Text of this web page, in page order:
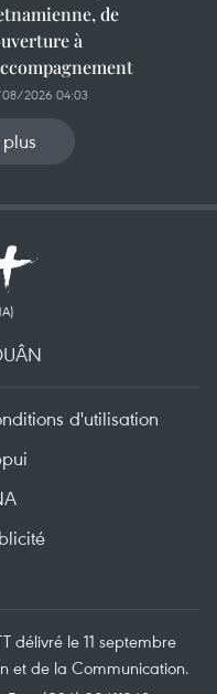
de
à
2026 04:03
d'utilisation
délivré le 11 septembre
et de la Communication.